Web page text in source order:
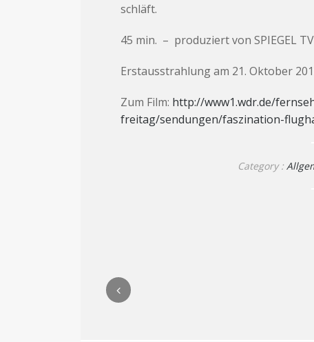
schläft.
45 min. – produziert von SPIEGEL
Erstausstrahlung am 21. Oktober
Zum Film: http://www1.wdr.de/
freitag/sendungen/faszination-
Category :